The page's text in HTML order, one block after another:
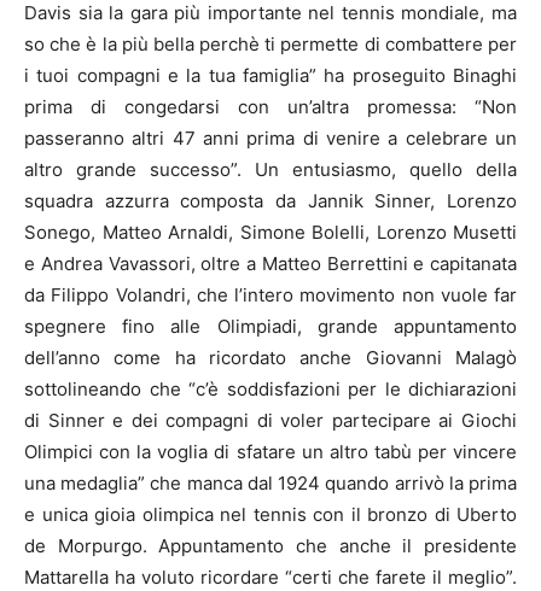
Davis sia la gara più importante nel tennis mondiale, ma
so che è la più bella perchè ti permette di combattere per
i tuoi compagni e la tua famiglia” ha proseguito Binaghi
prima di congedarsi con un’altra promessa: “Non
passeranno altri 47 anni prima di venire a celebrare un
altro grande successo”. Un entusiasmo, quello della
squadra azzurra composta da Jannik Sinner, Lorenzo
Sonego, Matteo Arnaldi, Simone Bolelli, Lorenzo Musetti
e Andrea Vavassori, oltre a Matteo Berrettini e capitanata
da Filippo Volandri, che l’intero movimento non vuole far
spegnere fino alle Olimpiadi, grande appuntamento
dell’anno come ha ricordato anche Giovanni Malagò
sottolineando che “c’è soddisfazioni per le dichiarazioni
di Sinner e dei compagni di voler partecipare ai Giochi
Olimpici con la voglia di sfatare un altro tabù per vincere
una medaglia” che manca dal 1924 quando arrivò la prima
e unica gioia olimpica nel tennis con il bronzo di Uberto
de Morpurgo. Appuntamento che anche il presidente
Mattarella ha voluto ricordare “certi che farete il meglio”.